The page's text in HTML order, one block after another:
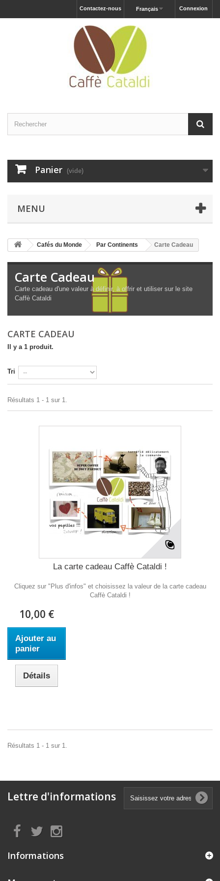
Connexion
Français
Contactez-nous
Panier (vide)
MENU
Cafés du Monde Par Continents Carte Cadeau
Carte Cadeau
Carte cadeau d'une valeur à définir, à offrir et utiliser sur le site
Caffè Cataldi
CARTE CADEAU
Il y a 1 produit.
Tri
Résultats 1 - 1 sur 1.
La carte cadeau Caffè Cataldi !
Cliquez sur "Plus d'infos" et choisissez la valeur de la carte cadeau
Caffè Cataldi !
10,00 €
Ajouter au
panier
Détails
Résultats 1 - 1 sur 1.
Lettre d'informations
Informations